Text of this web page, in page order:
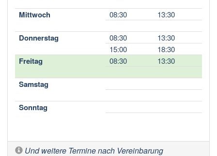
Mittwoch 08:30 13:30
Donnerstag 08:30
13:30
15:00
18:30
Freitag 08:30 13:30
Samstag
Sonntag
Und weitere Termine nach Vereinbarung